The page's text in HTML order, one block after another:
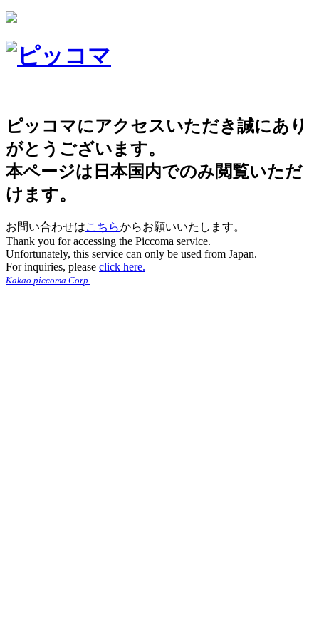
ピッコマにアクセスいただき誠にあり
がとうございます。
本ページは日本国内でのみ閲覧いただ
けます。
お問い合わせはこちらからお願いいたします。
Thank you for accessing the Piccoma service.
Unfortunately, this service can only be used from Japan.
For inquiries, please click here.
Kakao piccoma Corp.